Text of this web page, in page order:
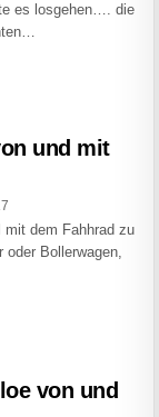
es losgehen…. die
und mit
mit dem Fahhrad zu
Bollerwagen,
von und